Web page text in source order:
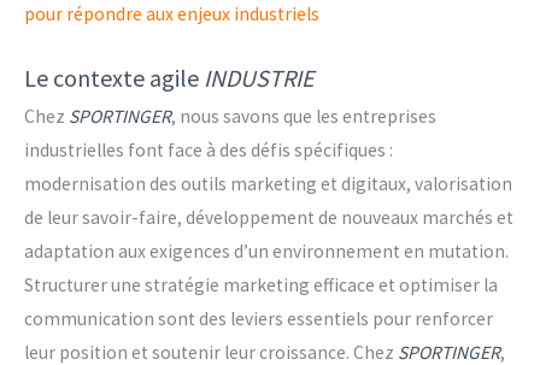
pour répondre aux enjeux industriels
Le contexte agile INDUSTRIE
Chez SPORTINGER, nous savons que les entreprises
industrielles font face à des défis spécifiques :
modernisation des outils marketing et digitaux, valorisation
de leur savoir-faire, développement de nouveaux marchés et
adaptation aux exigences d’un environnement en mutation.
Structurer une stratégie marketing efficace et optimiser la
communication sont des leviers essentiels pour renforcer
leur position et soutenir leur croissance. Chez SPORTINGER,